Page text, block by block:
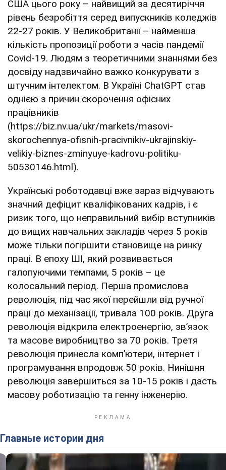
США цього року – найвищий за десятиріччя
рівень безробіття серед випускників коледжів
22-27 років. У Великобританії – найменша
кількість пропозиції роботи з часів пандемії
Covid-19. Людям з теоретичними знаннями без
досвіду надзвичайно важко конкурувати з
штучним інтелектом. В Україні ChatGPT став
однією з причин скорочення офісних
працівників
(https://biz.nv.ua/ukr/markets/masovi-
skorochennya-ofisnih-pracivnikiv-ukrajinskiy-
velikiy-biznes-zminyuye-kadrovu-politiku-
50530146.html).
Українські роботодавці вже зараз відчувають
значний дефіцит кваліфікованих кадрів, і є
ризик того, що неправильний вибір вступників
до вищих навчальних закладів через 5 років
може тільки погіршити становище на ринку
праці. В епоху ШІ, який розвивається
галопуючими темпами, 5 років – це
колосальний період. Перша промислова
революція, під час якої перейшли від ручної
праці до механізації, тривала 100 років. Друга
революція відкрила електроенергію, зв’язок
та масове виробництво за 70 років. Третя
революція принесла комп’ютери, інтернет і
програмування впродовж 50 років. Нинішня
революція завершиться за 10-15 років і дасть
масову роботизацію та генну інженерію.
Главные истории дня